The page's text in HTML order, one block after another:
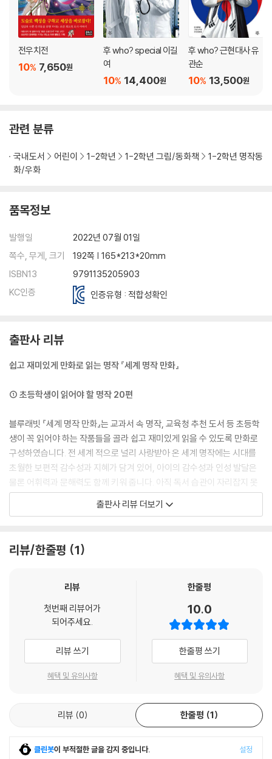
전우치전
7,650원
10%
후 who? special 이길
여
14,400원
10%
후 who? 근현대사 유
관순
13,500원
10%
관련 분류
국내도서 어린이 1-2학년 1-2학년 그림/동화책
1-2학년 명작동
화/우화
품목정보
발행일
2022년 07월 01일
쪽수, 무게, 크기
192쪽 | 165*213*20mm
ISBN13
9791135205903
KC인증
인증유형 : 적합성확인
출판사 리뷰
쉽고 재미있게 만화로 읽는 명작 『세계 명작 만화』
① 초등학생이 읽어야 할 명작 20편
블루래빗 『세계 명작 만화』는 교과서 속 명작, 교육청 추천 도서 등 초등학
생이 꼭 읽어야 하는 작품들을 골라 쉽고 재미있게 읽을 수 있도록 만화로
구성하였습니다. 전 세계 적으로 널리 사랑받아 온 세계 명작에는 시대를
초월한 보편적 감수성과 지혜가 담겨 있어, 아이의 감수성과 인성 발달은
물론 어휘력과 문해력도 함께 키워 줍니다. 아직 독서 습관이 자리잡지 못
했거나 만화를 즐겨 읽는 어린이에게도 특별하고 유익한 선물이 될 것입니
련된 만화로 쉽게 풀어내 아이 스스로 명작을 즐길 수 있도록 하였습니다.
즐거움을 더하여 큰 감동을 줄 것입니다.
③ 작품 이해에 필요한 정보를 수록했어요.
읽기 전 작품 속 인물의 관계를 한눈에 살펴볼 수 있는 등장 인물 소개 페이
록했습니다. 작품과 함께 읽으면 명작에 관한 흥미로운 정보를 통해 더 깊
이 이해할 수 있습니다.
출판사 리뷰 더보기
리뷰/한줄평 1
리뷰
첫번째 리뷰어가
되어주세요.
리뷰 쓰기
혜택 및 유의사항
한줄평
10.0
한줄평 쓰기
혜택 및 유의사항
리뷰 0 한줄평 1
클린봇이 부적절한 글을 감지 중입니다. 설정